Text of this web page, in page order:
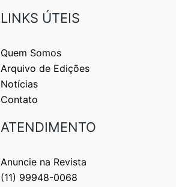
LINKS ÚTEIS
Quem Somos
Arquivo de Edições
Notícias
Contato
ATENDIMENTO
Anuncie na Revista
(11) 99948-0068